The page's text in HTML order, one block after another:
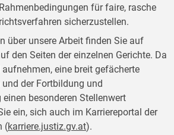
für faire, rasche
sicherzustellen.
über unsere Arbeit finden Sie auf
den Seiten der einzelnen Gerichte. Da
eine breit gefächerte
der Fortbildung und
besonderen Stellenwert
ein, sich auch im Karriereportal der
(karriere.justiz.gv.at).